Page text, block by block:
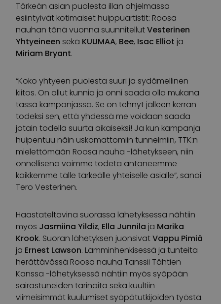
Tärkeän asian puolesta illan ohjelmassa
esiintyivät kotimaiset huippuartistit: Roosa
nauhan tänä vuonna suunnitellutVesterinen
Yhtyeineen sekä KUUMAA, Bee, Isac Elliot ja
Miriam Bryant.
“Koko yhtyeen puolesta suuri ja sydämellinen
kiitos. On ollut kunnia ja onni saada olla mukana
tässä kampanjassa. Se on tehnyt jälleen kerran
todeksi sen, että yhdessä me voidaan saada
jotain todella suurta aikaiseksi! Ja kun kampanja
huipentuu näin uskomattomiin tunnelmiin, TTK:n
mielettömään Roosa nauha -lähetykseen, niin
onnellisena voimme todeta antaneemme
kaikkemme tälle tärkeälle yhteiselle asialle”, sanoi
Tero Vesterinen.
Haastateltavina suorassa lähetyksessä nähtiin
myös Jasmiina Yildiz, Ella Junnila ja Marika
Krook. Suoran lähetyksen juonsivatVappu Pimiä
ja Ernest Lawson. Lämminhenkisessä ja tunteita
herättävässä Roosa nauha Tanssii Tähtien
Kanssa -lähetyksessä nähtiin myös syöpään
sairastuneiden tarinoita sekä kuultiin
viimeisimmät kuulumiset syöpätutkijoiden työstä.